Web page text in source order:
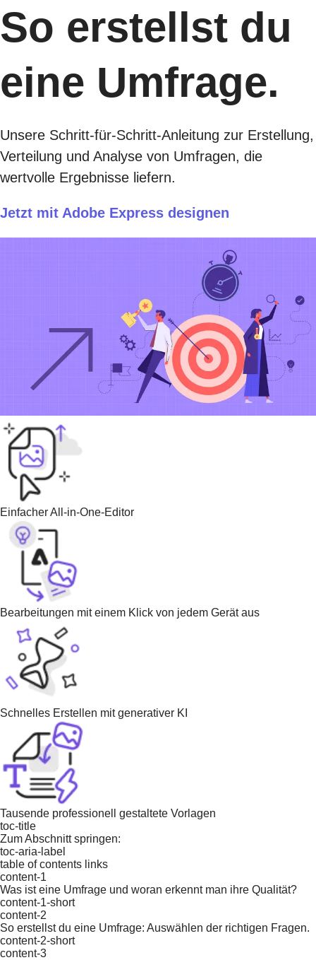
So erstellst du
eine Umfrage.
Unsere Schritt-für-Schritt-Anleitung zur Erstellung,
Verteilung und Analyse von Umfragen, die
wertvolle Ergebnisse liefern.
Jetzt mit Adobe Express designen
Einfacher All-in-One-Editor
Bearbeitungen mit einem Klick von jedem Gerät aus
Schnelles Erstellen mit generativer KI
Tausende professionell gestaltete Vorlagen
toc-title
Zum Abschnitt springen:
toc-aria-label
table of contents links
content-1
Was ist eine Umfrage und woran erkennt man ihre Qualität?
content-1-short
content-2
So erstellst du eine Umfrage: Auswählen der richtigen Fragen.
content-2-short
content-3